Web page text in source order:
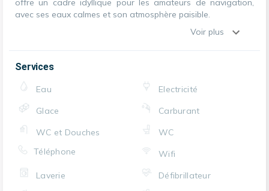
offre un cadre idyllique pour les amateurs de navigation,
avec ses eaux calmes et son atmosphère paisible.
Voir plus
Services
Eau
Electricité
Glace
Carburant
WC et Douches
WC
Téléphone
Wifi
Laverie
Défibrillateur